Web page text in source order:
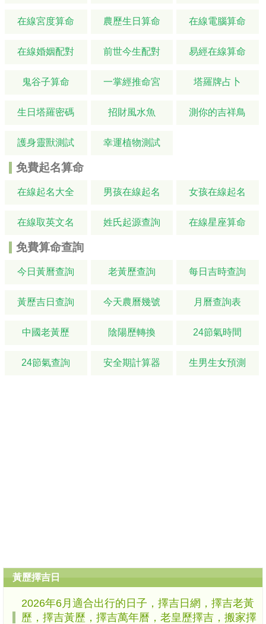
在線宮度算命 農歷生日算命 在線電腦算命
在線婚姻配對 前世今生配對 易經在線算命
鬼谷子算命 一掌經推命宮 塔羅牌占卜
生日塔羅密碼 招財風水魚 測你的吉祥鳥
護身靈獸測試 幸運植物測試
免費起名算命
在線起名大全 男孩在線起名 女孩在線起名
在線取英文名 姓氏起源查詢 在線星座算命
免費算命查詢
今日黃曆查詢 老黃歷查詢 每日吉時查詢
黃歷吉日查詢 今天農曆幾號 月曆查詢表
中國老黃歷 陰陽歷轉換 24節氣時間
24節氣查詢 安全期計算器 生男生女預測
黃歷擇吉日
2026年6月適合出行的日子，擇吉日網，擇吉老黃
歷，擇吉黃歷，擇吉萬年曆，老皇歷擇吉，搬家擇